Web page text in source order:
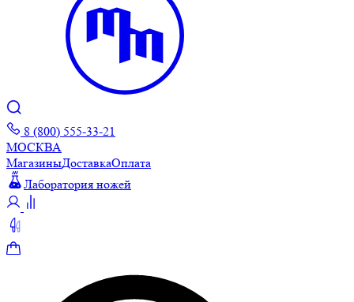
8 (800) 555-33-21
МОСКВА
МагазиныДоставкаОплата
Лаборатория ножей